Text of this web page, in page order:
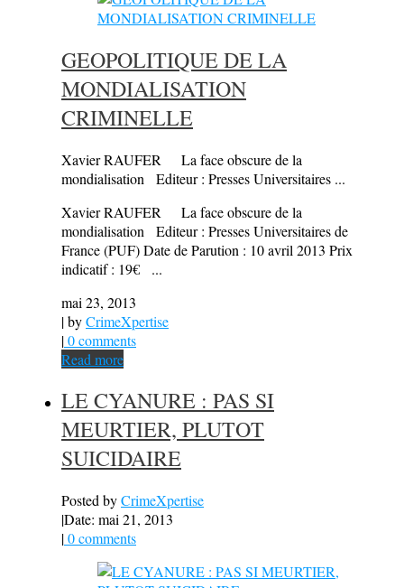
GEOPOLITIQUE DE LA
MONDIALISATION
CRIMINELLE
Xavier RAUFER La face obscure de la
mondialisation Editeur : Presses Universitaires ...
Xavier RAUFER La face obscure de la
mondialisation Editeur : Presses Universitaires de
France (PUF) Date de Parution : 10 avril 2013 Prix
indicatif : 19€ ...
mai 23, 2013
| byCrimeXpertise
|0 comments
Read more
LE CYANURE : PAS SI
MEURTIER, PLUTOT
SUICIDAIRE
Posted byCrimeXpertise
|Date: mai 21, 2013
|0 comments